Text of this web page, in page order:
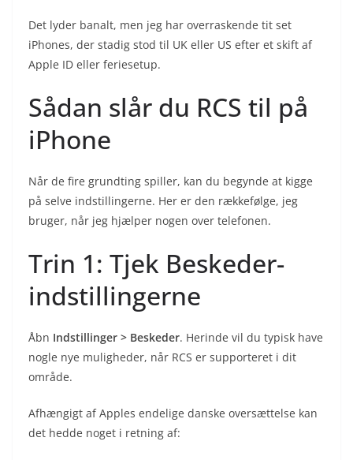
Det lyder banalt, men jeg har overraskende tit set
iPhones, der stadig stod til UK eller US efter et skift af
Apple ID eller feriesetup.
Sådan slår du RCS til på
iPhone
Når de fire grundting spiller, kan du begynde at kigge
på selve indstillingerne. Her er den rækkefølge, jeg
bruger, når jeg hjælper nogen over telefonen.
Trin 1: Tjek Beskeder-
indstillingerne
Åbn Indstillinger > Beskeder. Herinde vil du typisk have
nogle nye muligheder, når RCS er supporteret i dit
område.
Afhængigt af Apples endelige danske oversættelse kan
det hedde noget i retning af: